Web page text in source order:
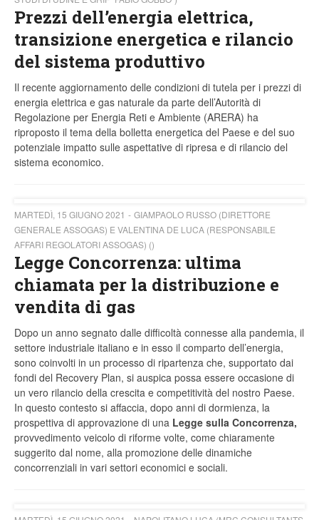
Prezzi dell’energia elettrica,
transizione energetica e rilancio
del sistema produttivo
Il recente aggiornamento delle condizioni di tutela per i prezzi di
energia elettrica e gas naturale da parte dell’Autorità di
Regolazione per Energia Reti e Ambiente (ARERA) ha
riproposto il tema della bolletta energetica del Paese e del suo
potenziale impatto sulle aspettative di ripresa e di rilancio del
sistema economico.
MARTEDÌ, 15 GIUGNO 2021
GIAMPAOLO RUSSO (DIRETTORE
GENERALE ASSOGAS) E VALENTINA DE LUCA (RESPONSABILE
AFFARI REGOLATORI ASSOGAS) ()
Legge Concorrenza: ultima
chiamata per la distribuzione e
vendita di gas
Dopo un anno segnato dalle difficoltà connesse alla pandemia, il
settore industriale italiano e in esso il comparto dell’energia,
sono coinvolti in un processo di ripartenza che, supportato dai
fondi del Recovery Plan, si auspica possa essere occasione di
un vero rilancio della crescita e competitività del nostro Paese.
In questo contesto si affaccia, dopo anni di dormienza, la
prospettiva di approvazione di una Legge sulla Concorrenza,
provvedimento veicolo di riforme volte, come chiaramente
suggerito dal nome, alla promozione delle dinamiche
concorrenziali in vari settori economici e sociali.